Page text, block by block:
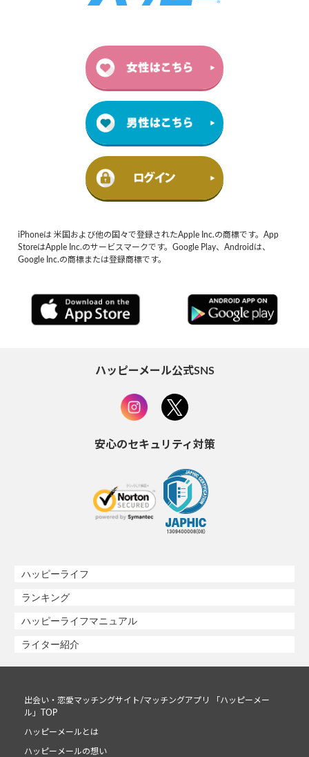
iPhoneは 米国および他の国々で登録されたApple Inc.の商標です。App
StoreはApple Inc.のサービスマークです。Google Play、Androidは、
Google Inc.の商標または登録商標です。
ハッピーメール公式SNS
安心のセキュリティ対策
ハッピーライフ
ランキング
ハッピーライフマニュアル
ライター紹介
出会い・恋愛マッチングサイト/マッチングアプリ 「ハッピーメー
ル」TOP
ハッピーメールとは
ハッピーメールの想い